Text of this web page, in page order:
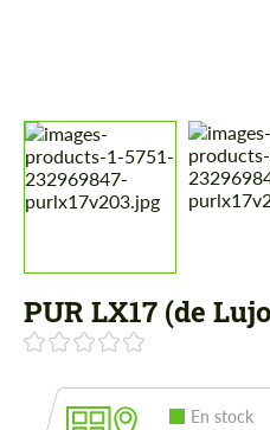
PUR LX17 (de
En stock